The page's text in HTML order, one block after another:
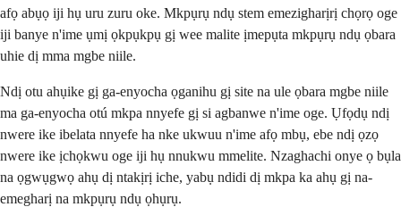
afọ abụọ iji hụ uru zuru oke. Mkpụrụ ndụ stem emezigharịrị chọrọ oge
iji banye n'ime ụmị ọkpụkpụ gị wee malite ịmepụta mkpụrụ ndụ ọbara
uhie dị mma mgbe niile.
Ndị otu ahụike gị ga-enyocha ọganihu gị site na ule ọbara mgbe niile
ma ga-enyocha otú mkpa nnyefe gị si agbanwe n'ime oge. Ụfọdụ ndị
nwere ike ibelata nnyefe ha nke ukwuu n'ime afọ mbụ, ebe ndị ọzọ
nwere ike ịchọkwu oge iji hụ nnukwu mmelite. Nzaghachi onye ọ bụla
na ọgwụgwọ ahụ dị ntakịrị iche, yabụ ndidi dị mkpa ka ahụ gị na-
emegharị na mkpụrụ ndụ ọhụrụ.